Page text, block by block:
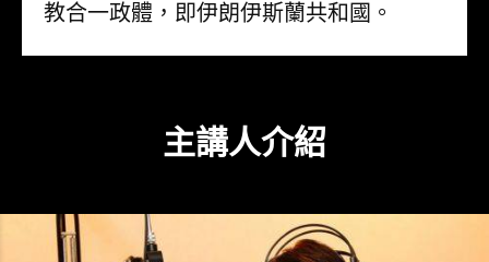
教合一政體，即伊朗伊斯蘭共和國。
主講人介紹